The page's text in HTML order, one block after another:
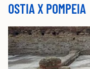
OSTIA X POMPEIA